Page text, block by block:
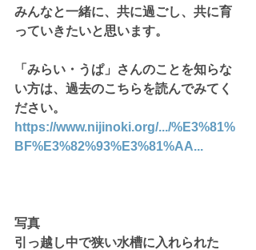
みんなと一緒に、共に過ごし、共に育
っていきたいと思います。
「みらい・うぱ」さんのことを知らな
い方は、過去のこちらを読んでみてく
ださい。
https://www.nijinoki.org/.../%E3%81%
BF%E3%82%93%E3%81%AA...
写真
引っ越し中で狭い水槽に入れられた